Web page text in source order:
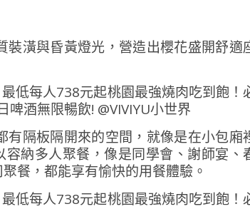
潢與昏黃燈光，營造出櫻花盛開舒適
隔板隔開來的空間，就像是在小包廂
納多人聚餐，像是同學會、謝師宴、
餐，都能享有愉快的用餐體驗。